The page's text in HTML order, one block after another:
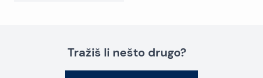
Tražiš li nešto drugo?